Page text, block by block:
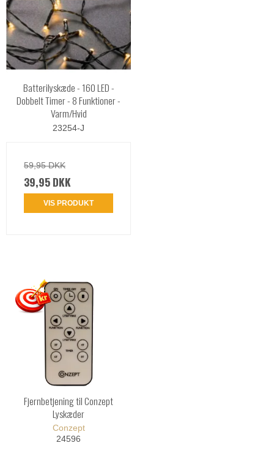
Batterilyskæde - 160 LED -
Dobbelt Timer - 8 Funktioner -
Varm/Hvid
23254-J
59,95 DKK
39,95 DKK
VIS PRODUKT
Fjernbetjening til Conzept
Lyskæder
Conzept
24596